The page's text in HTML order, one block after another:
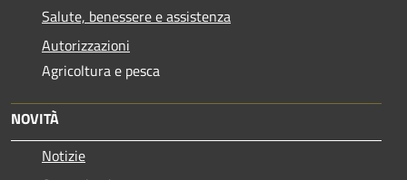
Salute, benessere e assistenza
Autorizzazioni
Agricoltura e pesca
NOVITÀ
Notizie